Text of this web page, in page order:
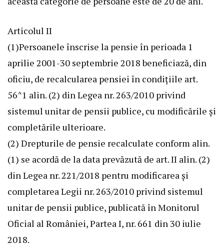
Articolul II
(1)Persoanele înscrise la pensie în perioada 1
aprilie 2001-30 septembrie 2018 beneficiază, din
oficiu, de recalcularea pensiei în condiţiile art.
56^1 alin. (2) dinLegea nr. 263/2010 privind
sistemul unitar de pensii publice, cu modificările şi
completările ulterioare.
(2) Drepturile de pensie recalculate conform alin.
(1) se acordă de la data prevăzută de art. II alin. (2)
din Legea nr. 221/2018 pentru modificarea şi
completareaLegii nr. 263/2010 privind sistemul
unitar de pensii publice, publicată în Monitorul
Oficial al României, Partea I, nr. 661 din 30 iulie
2018.